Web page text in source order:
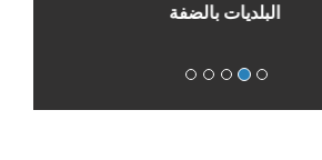
المهنية الصديقة